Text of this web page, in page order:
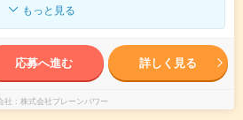
もっと見る
応募へ進む 詳しく見る
社 株式会社ブレーンパワー